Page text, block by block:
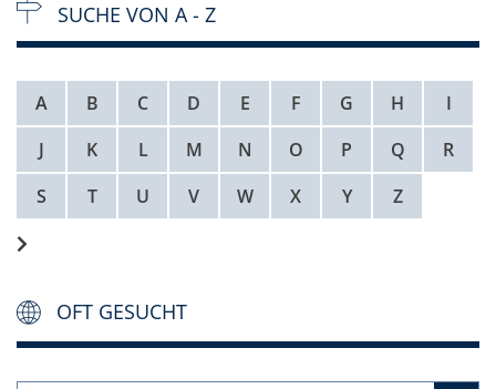
SUCHE VON A - Z
A B C D E F G H
I
J
K L M N O P Q
R
S
T U V W X Y Z
OFT GESUCHT